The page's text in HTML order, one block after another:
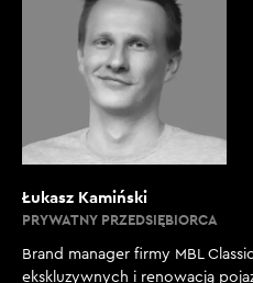
auto było na ulicy
wyjątkowe - ja się
mijaliśmy Fiata Pandę, to
autem odwróciliśmy. Czyli
[00:03:39]
przedliftową. Nie wiem, czy
fotele, które były z rurek.
[00:03:47]
Łukasz Kamiński
PRYWATNY PRZEDSIĘBIORCA
Brand manager firmy MBL
ekskluzywnych i renowacją